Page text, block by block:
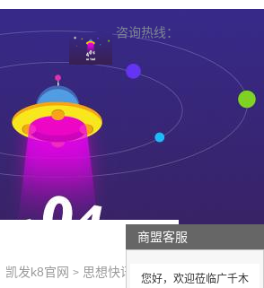
咨询热线：
凯发k8官网 > 思想快讯 >
商盟客服
您好，欢迎莅临广千木